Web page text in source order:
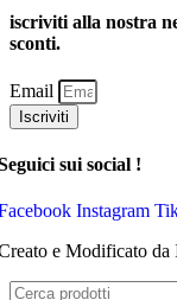
iscriviti alla nostra
sconti.
Email
Iscriviti
sui social !
Instagram
e Modificato